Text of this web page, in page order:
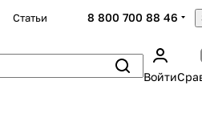
Статьи 8 800 700 88 46
Войти